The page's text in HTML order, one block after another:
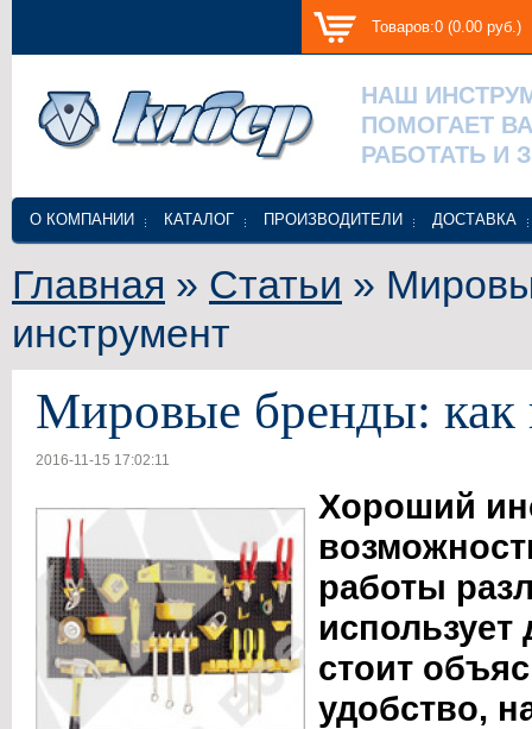
Товаров:0 (0.00 руб.)
НАШ
ПОМОГАЕТ
РАБОТАТЬ И
О КОМПАНИИ КАТАЛОГ ПРОИЗВОДИТЕЛИ ДОСТАВКА
Главная » Статьи »
инструмент
Мировые бренды: как
2016-11-15 17:02:11
Хороший
работы
стоит
удобство,